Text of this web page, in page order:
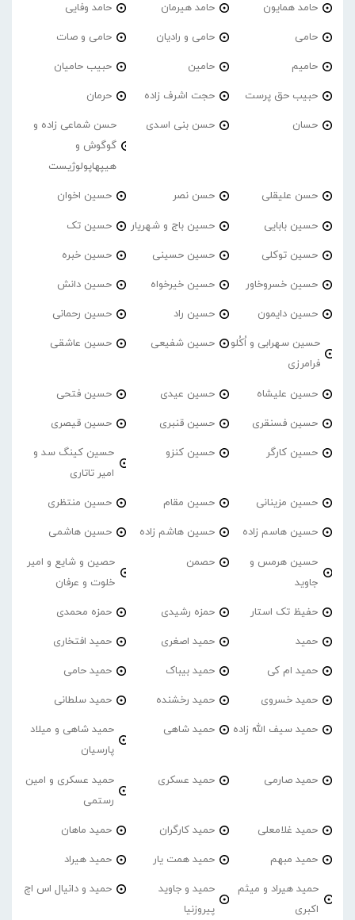
حامد همایون حامد هیرمان حامد وفایی
حامی حامی و رادیان حامی و صات
حامیم حامین حبیب حامیان
حبیب حق پرست حجت اشرف زاده حرمان
حسان حسن بنی اسدی
حسن شماعی زاده و
گوگوش و
هیپهاپولوژیست
حسن علیقلی حسن نصر حسین اخوان
حسین بابایی حسین باج و شهریار حسین تک
حسین توکلی حسین حسینی حسین خبره
حسین خسروخاور حسین خیرخواه حسین دانش
حسین دایمون حسین راد حسین رحمانی
حسین سهرابی و اُکُلو
فرامرزی
حسین شفیعی حسین عاشقی
حسین علیشاه حسین عیدی حسین فتحی
حسین فسنقری حسین قنبری حسین قیصری
حسین کارگر حسین کنزو
حسین کینگ سد و
امیر تاتاری
حسین مزینانی حسین مقام حسین منتظری
حسین هاسم زاده حسین هاشم زاده حسین هاشمی
حسین هرمس و
جاوید
حصمن
حصین و شایع و امیر
خلوت و عرفان
حفیظ تک استار حمزه رشیدی حمزه محمدی
حمید حمید اصغری حمید افتخاری
حمید ام کی حمید بیباک حمید حامی
حمید خسروی حمید رخشنده حمید سلطانی
حمید سیف الله زاده حمید شاهی
حمید شاهی و میلاد
پارسیان
حمید صارمی حمید عسکری
حمید عسکری و امین
رستمی
حمید غلامعلی حمید کارگران حمید ماهان
حمید مبهم حمید همت یار حمید هیراد
حمید هیراد و میثم
اکبری
حمید و جاوید
پیروزنیا
حمید و دانیال اس اچ